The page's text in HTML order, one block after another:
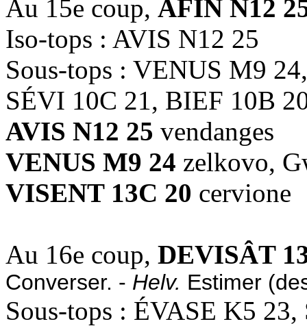
Au 15e coup, AFIN N12
Iso-tops : AVIS N12 25
Sous-tops : VENUS M9
SÉVI 10C 21, BIEF 10B
AVIS N12 25 vendanges
VENUS M9 24 zelkovo,
VISENT 13C 20 cervione
Au 16e coup, DEVISÂT
Converser. - Helv. Estimer
Sous-tops : ÉVASE K5